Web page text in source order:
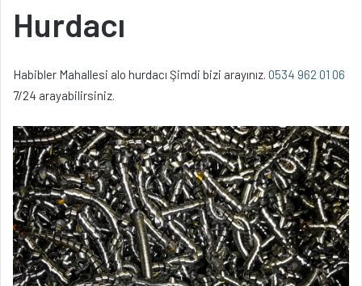
Hurdacı
Habibler Mahallesi alo hurdacı Şimdi bizi arayınız. 0534 962 01 06
7/24 arayabilirsiniz.